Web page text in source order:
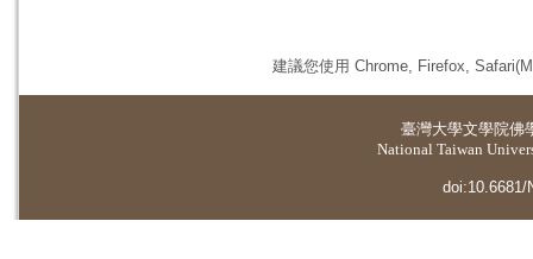
建議您使用 Chrome, Firefox,
臺灣大學文學院佛
National Taiwan
doi:10.6681/